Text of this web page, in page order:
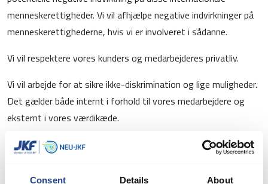
Consent Details About
menneskerettigheder. Vi vil afhjælpe negative indvirkninger på
menneskerettighederne, hvis vi er involveret i sådanne.
Vi vil respektere vores kunders og medarbejderes privatliv.
Vi vil arbejde for at sikre ikke-diskrimination og lige muligheder.
Det gælder både internt i forhold til vores medarbejdere og
eksternt i vores værdikæde.